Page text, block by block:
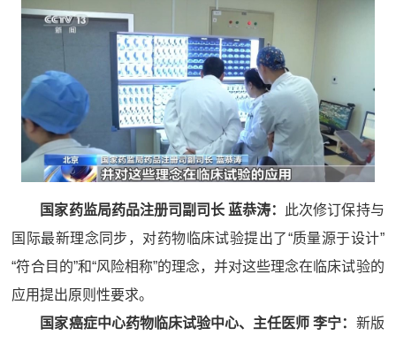
国家药监局药品注册司副司长 蓝恭涛：
此次修订保持与
国际最新理念同步，对药物临床试验提出了“质量源于设计”
“符合目的”和“风险相称”的理念，并对这些理念在临床试验的
应用提出原则性要求。
国家癌症中心药物临床试验中心、主任医师 李宁： 新版